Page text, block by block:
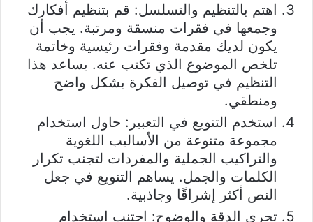
اهتم بالتنظيم والتسلسل: قم بتنظيم أفكارك
وجمعها في فقرات منسقة ومرتبة. يجب أن
يكون لديك مقدمة وفقرات رئيسية وخاتمة
تلخص الموضوع الذي تكتب عنه. يساعد هذا
التنظيم في توصيل الفكرة بشكل واضح
ومنطقي.
استخدم التنويع في التعبير: حاول استخدام
مجموعة متنوعة من الأساليب اللغوية
والتراكيب الجملية والمفردات لتجنب تكرار
الكلمات والجمل. يساهم التنويع في جعل
النص أكثر إشراقًا وجاذبية.
تحري الدقة والوضوح: اجتنب استخدام